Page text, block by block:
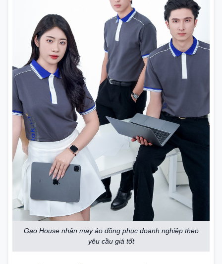
Gạo House nhận may áo đồng phục doanh nghiệp theo
yêu cầu giá tốt